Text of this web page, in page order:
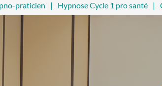
praticien Hypnose Cycle 1 pro santé